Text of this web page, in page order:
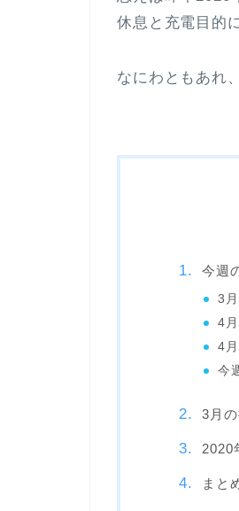
休息と充電目的
なにわともあれ
今週
3
4
4
今
3月
2020
まと